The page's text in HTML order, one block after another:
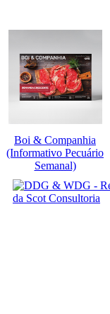
Boi & Companhia
(Informativo Pecuário
Semanal)